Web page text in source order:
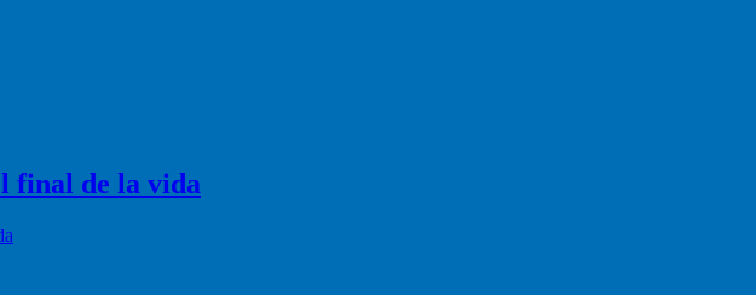
final de la vida